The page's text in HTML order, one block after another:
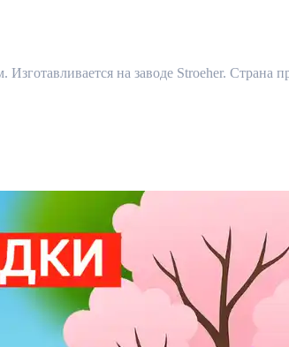
на заводе Stroeher. Страна